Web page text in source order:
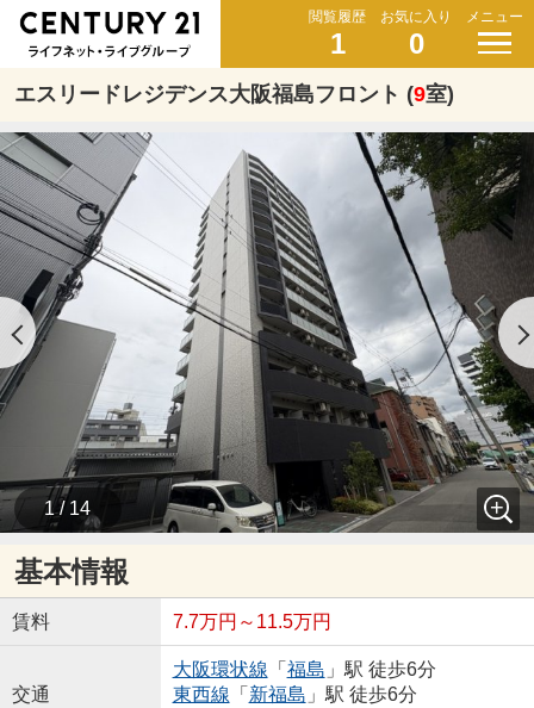
閲覧履歴
1
お気に入り
0
メニュー
エスリードレジデンス大阪福島フロント (9室)
1 / 14
基本情報
賃料 7.7万円～11.5万円
交通
大阪環状線 「 福島 」駅 徒歩6分
東西線 「 新福島 」駅 徒歩6分